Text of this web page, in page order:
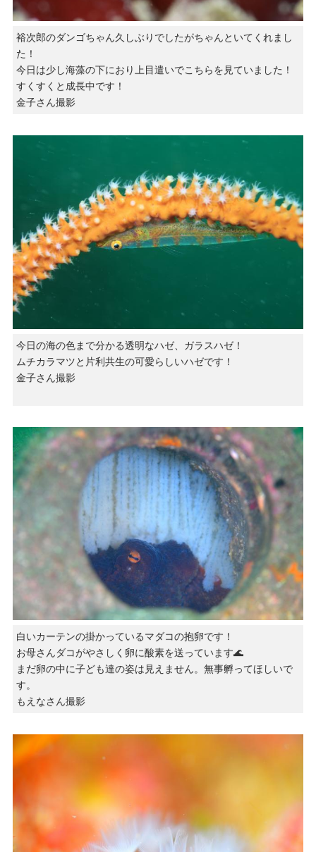
裕次郎のダンゴちゃん久しぶりでしたがちゃんといてくれまし
た！
今日は少し海藻の下におり上目遣いでこちらを見ていました！
すくすくと成長中です！
金子さん撮影
今日の海の色まで分かる透明なハゼ、ガラスハゼ！
ムチカラマツと片利共生の可愛らしいハゼです！
金子さん撮影
白いカーテンの掛かっているマダコの抱卵です！
お母さんダコがやさしく卵に酸素を送っています🌊
まだ卵の中に子ども達の姿は見えません。無事孵ってほしいで
す。
もえなさん撮影